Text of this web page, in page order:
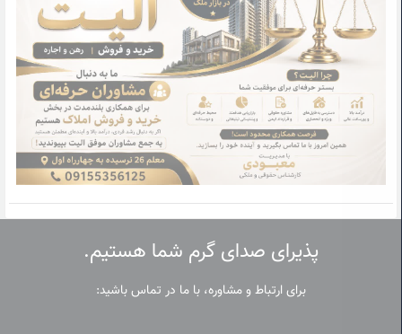
پذیرای صدای گرم شما هستیم.
برای ارتباط و مشاوره، با ما در تماس باشید: